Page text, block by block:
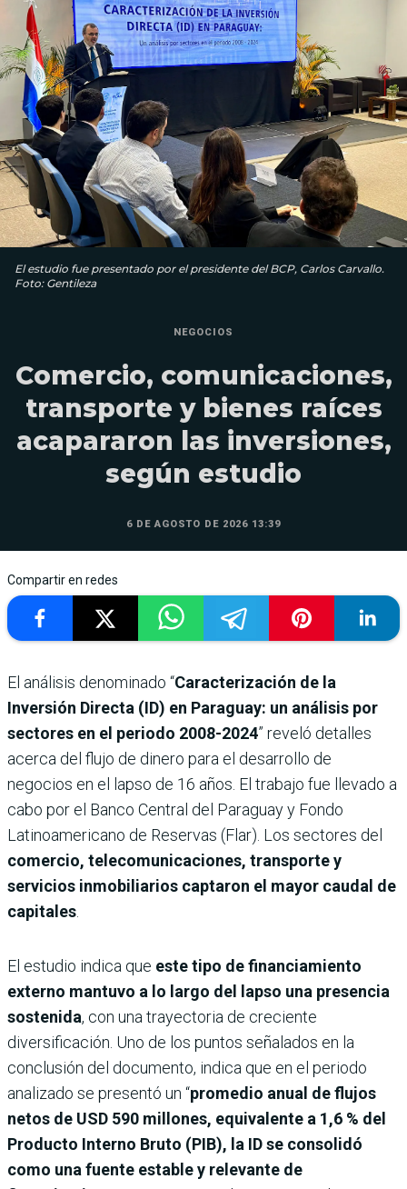
El estudio fue presentado por el presidente del BCP, Carlos Carvallo.
Foto: Gentileza
NEGOCIOS
Comercio, comunicaciones,
transporte y bienes raíces
acapararon las inversiones,
según estudio
6 DE AGOSTO DE 2026 13:39
Compartir en redes
El análisis denominado “Caracterización de la
Inversión Directa (ID) en Paraguay: un análisis por
sectores en el periodo 2008-2024” reveló detalles
acerca del flujo de dinero para el desarrollo de
negocios en el lapso de 16 años. El trabajo fue llevado a
cabo por el Banco Central del Paraguay y Fondo
Latinoamericano de Reservas (Flar). Los sectores del
comercio, telecomunicaciones, transporte y
servicios inmobiliarios captaron el mayor caudal de
capitales
El estudio indica que este tipo de financiamiento
externo mantuvo a lo largo del lapso una presencia
sostenida, con una trayectoria de creciente
diversificación. Uno de los puntos señalados en la
conclusión del documento, indica que en el periodo
analizado se presentó un “promedio anual de flujos
netos de USD 590 millones, equivalente a 1,6 % del
Producto Interno Bruto (PIB), la ID se consolidó
como una fuente estable y relevante de